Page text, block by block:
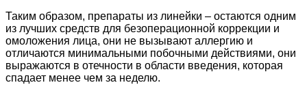
Таким образом, препараты из линейки – остаются одним
из лучших средств для безоперационной коррекции и
омоложения лица, они не вызывают аллергию и
отличаются минимальными побочными действиями, они
выражаются в отечности в области введения, которая
спадает менее чем за неделю.